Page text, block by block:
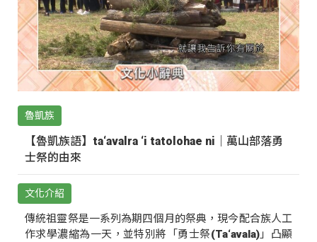
魯凱族
【魯凱族語】ta‘avalra ‘i tatolohae ni｜萬山部落勇
士祭的由來
文化介紹
傳統祖靈祭是一系列為期四個月的祭典，現今配合族人工
作求學濃縮為一天，並特別將「勇士祭(Ta‘avala)」凸顯